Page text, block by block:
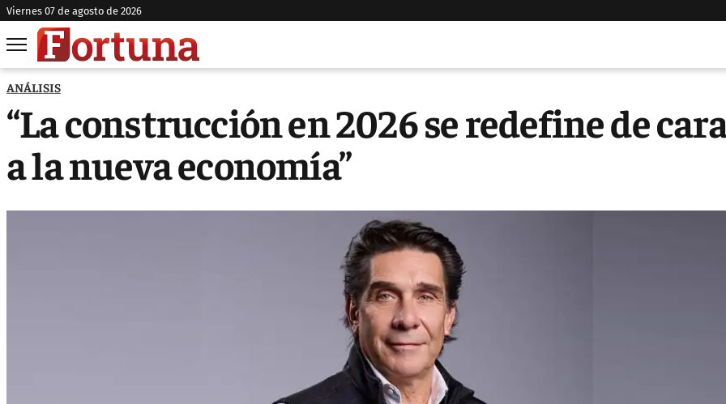
viernes 07 de agosto de 2026
ANÁLISIS
“La construcción en 2026 se redefine de
a la nueva economía”